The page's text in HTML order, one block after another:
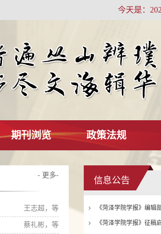
今天是：
期刊浏览 政策法规
- 更多-
王志超，等
蔡礼彬，等
信息公告
《菏泽学院学报》编辑
《菏泽学院学报》征稿